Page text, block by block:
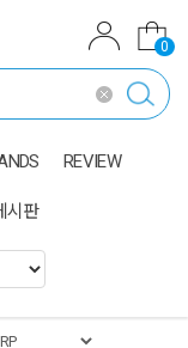
0
REVIEW
시판